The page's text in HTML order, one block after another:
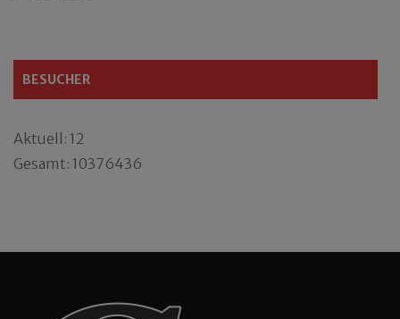
BESUCHER
Aktuell: 12
Gesamt: 10376436